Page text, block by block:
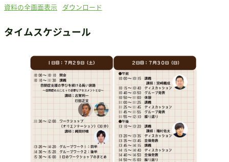
資料の全画面表示 ダウンロード
タイムスケジュール